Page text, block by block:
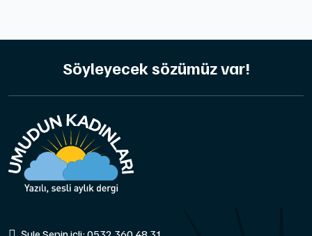
Söyleyecek sözümüz var!